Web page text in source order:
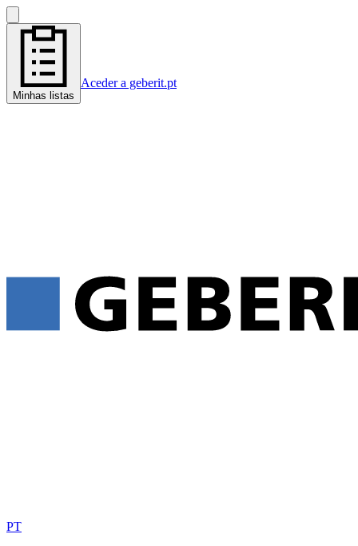
Minhas listas
Aceder a geberit.pt
PT